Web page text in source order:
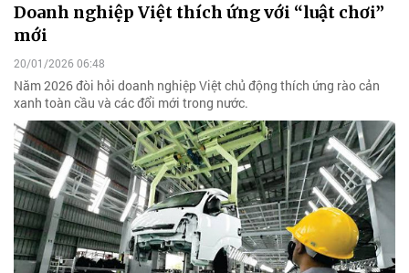
Doanh nghiệp Việt thích ứng với “luật chơi”
mới
20/01/2026 06:48
Năm 2026 đòi hỏi doanh nghiệp Việt chủ động thích ứng rào cản
xanh toàn cầu và các đổi mới trong nước.